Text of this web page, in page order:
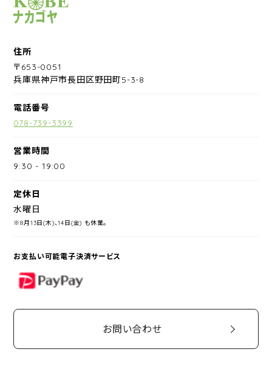
住所
〒653-0051
兵庫県神戸市長田区野田町5-3-8
電話番号
078-739-3399
営業時間
9:30 -19:00
定休日
水曜日
※8月13日(木)、14日(金) も休業。
お支払い可能電子決済サービス
PayPay
お問い合わせ